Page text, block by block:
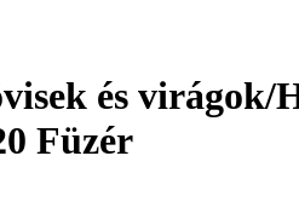
és virágok/
Füzér